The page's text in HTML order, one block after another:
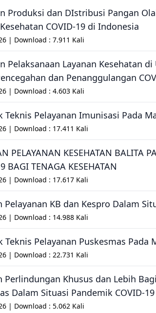
Produksi dan DIstribusi Pangan
COVID-19 di Indonesia
| Download : 7.911 Kali
Pelaksanaan Layanan Kesehatan di
dan Penanggulangan
| Download : 4.603 Kali
Teknis Pelayanan Imunisasi Pada
| Download : 17.411 Kali
PELAYANAN KESEHATAN BALITA
BAGI TENAGA KESEHATAN
| Download : 17.617 Kali
Pelayanan KB dan Kespro Dalam
| Download : 14.988 Kali
Teknis Pelayanan Puskesmas Pada
| Download : 22.731 Kali
Perlindungan Khusus dan Lebih
Dalam Situasi Pandemik COVID-19
| Download : 5.062 Kali